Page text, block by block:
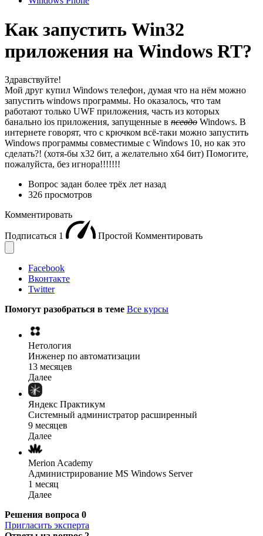
Как запустить Win32
приложения на Windows RT?
Здравствуйте!
Мой друг купил Windows телефон, думая что на нём можно
запустить windows программы. Но оказалось, что там
работают только UWF приложения, часть из которых
банально ios приложения, запущенные в псевдо Windows. В
интернете говорят, что с крючком всё-таки можно запустить
Windows программы совместимые с Windows 10, но как это
сделать?! (хотя-бы x32 бит, а желательно x64 бит) Помогите,
пожалуйста, без игнора!!!!!!!
Вопрос задан более трёх лет назад
326 просмотров
Комментировать
Подписаться 1 Простой Комментировать
Facebook
Вконтакте
Twitter
Помогут разобраться в теме Все курсы
Нетология
Инженер по автоматизации
13 месяцев
Далее
Яндекс Практикум
Системный администратор расширенный
9 месяцев
Далее
Merion Academy
Администрирование MS Windows Server
1 месяц
Далее
Решения вопроса 0
Пригласить эксперта